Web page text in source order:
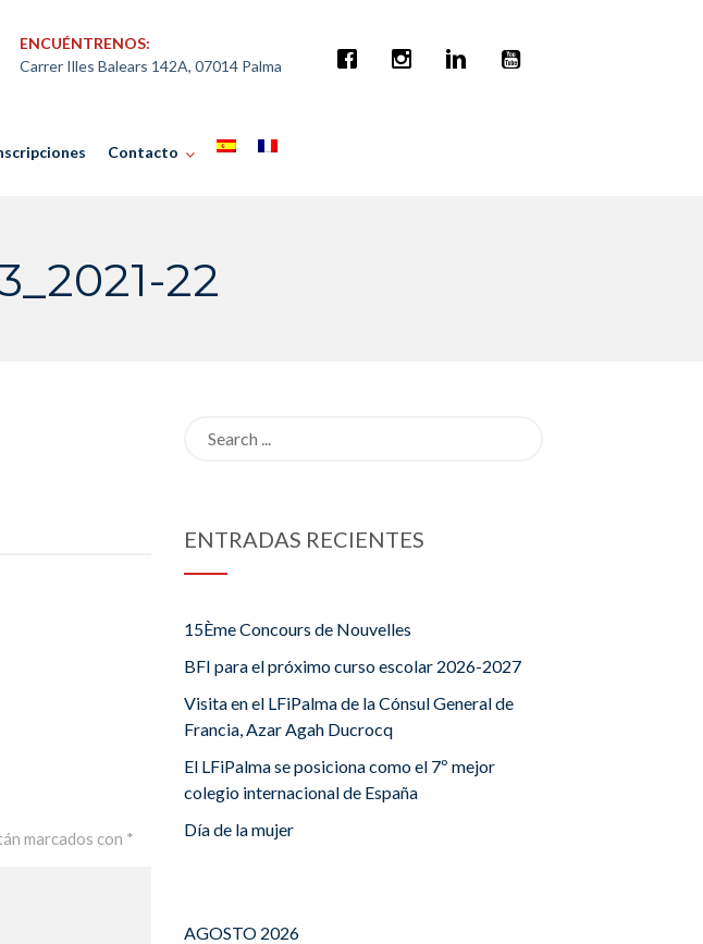
ENCUÉNTRENOS:
Carrer Illes Balears 142A, 07014 Palma
Contacto
22
marcados con *
ENTRADAS RECIENTES
15Ème Concours de Nouvelles
BFI para el próximo curso escolar 2026-2027
Visita en el LFiPalma de la Cónsul General de
Francia, Azar Agah Ducrocq
El LFiPalma se posiciona como el 7º mejor
colegio internacional de España
Día de la mujer
AGOSTO 2026